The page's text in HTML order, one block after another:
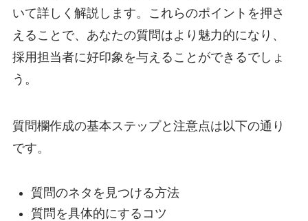
いて詳しく解説します。これらのポイントを押さ
えることで、あなたの質問はより魅力的になり、
採用担当者に好印象を与えることができるでしょ
う。
質問欄作成の基本ステップと注意点は以下の通り
です。
質問のネタを見つける方法
質問を具体的にするコツ